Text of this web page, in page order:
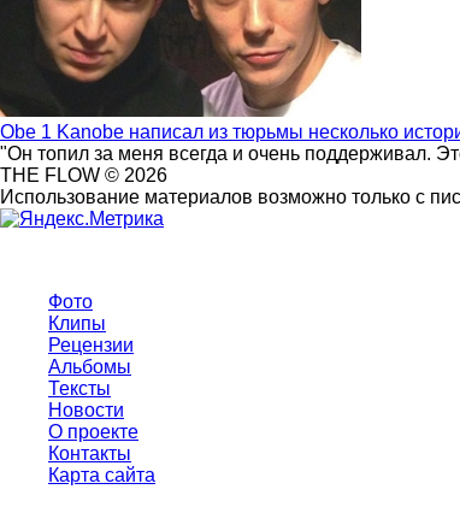
Obe 1 Kanobe написал из тюрьмы несколько
"Он топил за меня всегда и очень поддерживал.
THE FLOW © 2026
Использование материалов возможно только с
Фото
Клипы
Рецензии
Альбомы
Тексты
Новости
О проекте
Контакты
Карта сайта